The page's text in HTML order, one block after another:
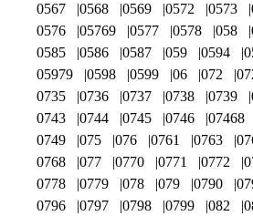
0567
0568 0569 0572 0573
0576
05769 0577 0578 058
0585
0586 0587 059 0594
05979
0598 0599 06 072
0735
0736 0737 0738 0739
0743
0744 0745 0746 07468
0749
075 076 0761 0763
0768
077 0770 0771 0772
0778
0779 078 079 0790
0796
0797 0798 0799 082